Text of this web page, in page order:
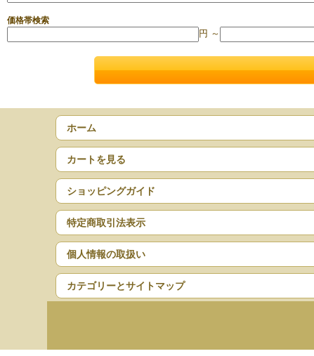
価格帯検索
円 ～
ホーム
カートを見る
ショッピングガイド
特定商取引法表示
個人情報の取扱い
カテゴリーとサイトマップ